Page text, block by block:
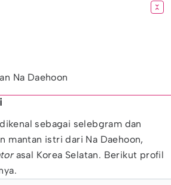
Na Daehoon
sebagai selebgram dan
mantan istri dari Na Daehoon,
asal Korea Selatan. Berikut profil